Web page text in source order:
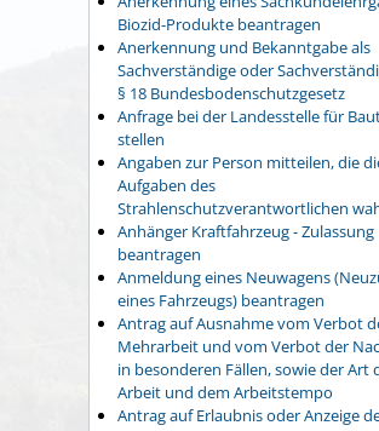
Biozid-Produkte beantragen
Anerkennung und Bekanntgabe als
Sachverständige oder
§ 18 Bundesbodenschutzgesetz
Anfrage bei der Landesstelle für
stellen
Angaben zur Person mitteilen, die
Aufgaben des
Strahlenschutzverantwortlichen
Anhänger Kraftfahrzeug - Zulassung
beantragen
Anmeldung eines Neuwagens
eines Fahrzeugs) beantragen
Antrag auf Ausnahme vom Verbot
Mehrarbeit und vom Verbot der
in besonderen Fällen, sowie der Art
Arbeit und dem Arbeitstempo
Antrag auf Erlaubnis oder Anzeige